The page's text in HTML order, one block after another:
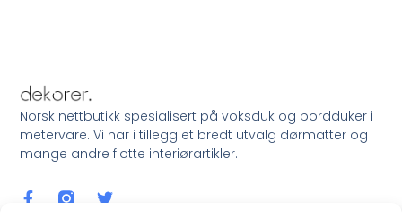
Norsk nettbutikk spesialisert på voksduk og bordduker i
metervare. Vi har i tillegg et bredt utvalg dørmatter og
mange andre flotte interiørartikler.